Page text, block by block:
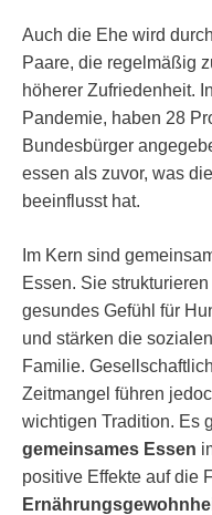
Auch die Ehe wird durch
Paare, die regelmäßig
höherer Zufriedenheit.
Pandemie, haben 28
Bundesbürger
essen als zuvor, was die
beeinflusst hat.
Im Kern sind
Essen. Sie
gesundes Gefühl für
und stärken die
Familie.
Zeitmangel führen
wichtigen Tradition. Es
gemeinsames Essen
positive Effekte auf die